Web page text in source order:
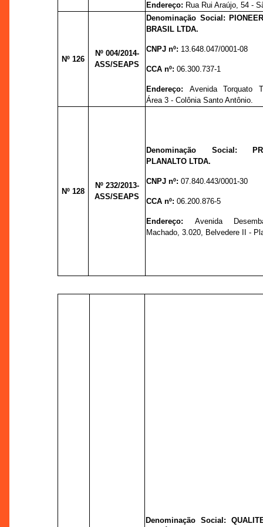
Endereço: Rua Rui Araújo, 54 -
Nº 126
Nº 004/2014-
ASS/SEAPS
Denominação Social:
BRASIL LTDA.
CNPJ nº: 13.648.047/0001-08
CCA nº:06.300.737-1
Endereço: Avenida Torquato
Área 3 - Colônia Santo Antônio.
Nº 128
Nº 232/2013-
ASS/SEAPS
Denominação Social:
PLANALTO LTDA.
CNPJ nº:07.840.443/0001-30
CCA nº:06.200.876-5
Endereço: Avenida
Machado, 3.020, Belvedere II -
Denominação Social: